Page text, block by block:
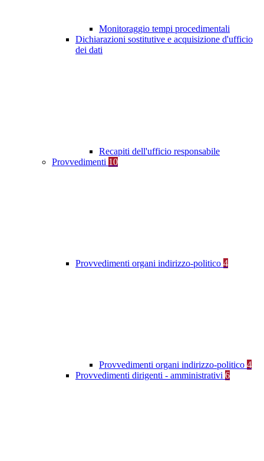
Monitoraggio tempi procedimentali
Dichiarazioni sostitutive e acquisizione d'ufficio
dei dati
Recapiti dell'ufficio responsabile
Provvedimenti 10
Provvedimenti organi indirizzo-politico 4
Provvedimenti organi indirizzo-politico 4
Provvedimenti dirigenti - amministrativi 6